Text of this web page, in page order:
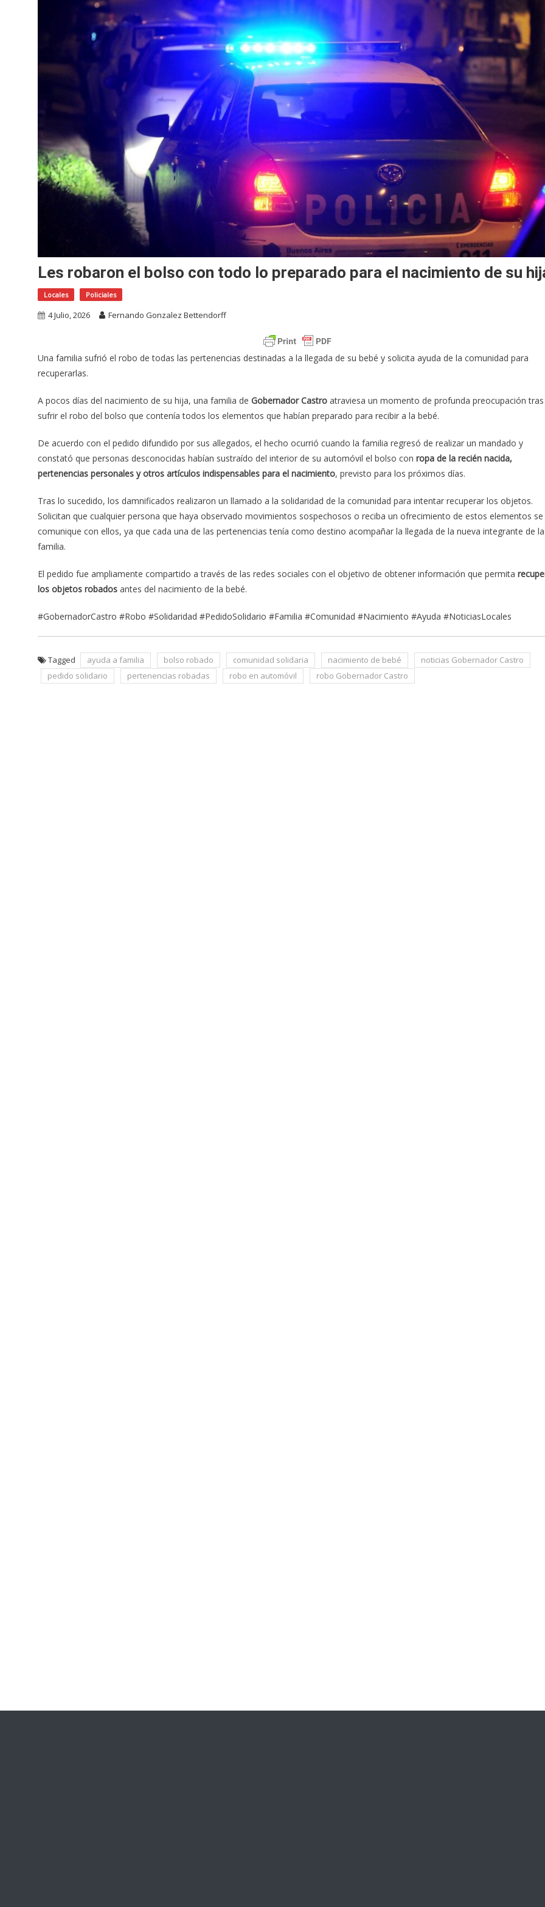
Les robaron el bolso con todo lo preparado para el nacimiento de su
Locales Policiales
4 Julio, 2026 Fernando Gonzalez Bettendorff
Una familia sufrió el robo de todas las pertenencias destinadas a la llegada de su bebé y solicita ayuda de la comunidad para
recuperarlas.
A pocos días del nacimiento de su hija, una familia de Gobernador Castro atraviesa un momento de profunda preocupación tras
sufrir el robo del bolso que contenía todos los elementos que habían preparado para recibir a la bebé.
De acuerdo con el pedido difundido por sus allegados, el hecho ocurrió cuando la familia regresó de realizar un mandado y
constató que personas desconocidas habían sustraído del interior de su automóvil el bolso con ropa de la recién nacida,
pertenencias personales y otros artículos indispensables para el nacimiento, previsto para los próximos días.
Tras lo sucedido, los damnificados realizaron un llamado a la solidaridad de la comunidad para intentar recuperar los objetos.
Solicitan que cualquier persona que haya observado movimientos sospechosos o reciba un ofrecimiento de estos elementos se
comunique con ellos, ya que cada una de las pertenencias tenía como destino acompañar la llegada de la nueva integrante de la
familia.
El pedido fue ampliamente compartido a través de las redes sociales con el objetivo de obtener información que permita
los objetos robados antes del nacimiento de la bebé.
#GobernadorCastro #Robo #Solidaridad #PedidoSolidario #Familia #Comunidad #Nacimiento #Ayuda #NoticiasLocales
Tagged ayuda a familia bolso robado comunidad solidaria nacimiento de bebé
noticias Gobernador Castro
pedido solidario
pertenencias robadas robo en automóvil robo Gobernador Castro